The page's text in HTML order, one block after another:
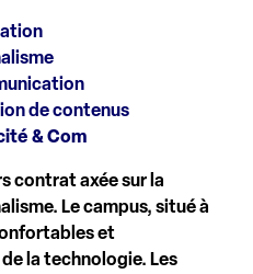
de contenus
& Com
contrat axée sur la
Le campus, situé à
et
la technologie. Les